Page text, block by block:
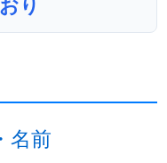
名前